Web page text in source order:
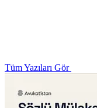
Tüm Yazıları Gör